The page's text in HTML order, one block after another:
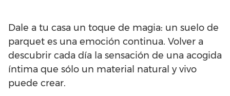
Dale a tu casa un toque de magia: un suelo de
parquet es una emoción continua. Volver a
descubrir cada día la sensación de una acogida
íntima que sólo un material natural y vivo
puede crear.